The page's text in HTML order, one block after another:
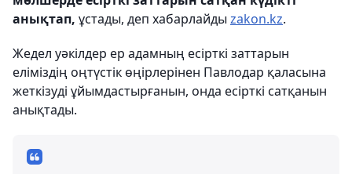
анықтап, ұстады, деп хабарлайды zakon.kz.
Жедел уәкілдер ер адамның есірткі заттарын
еліміздің оңтүстік өңірлерінен Павлодар қаласына
жеткізуді ұйымдастырғанын, онда есірткі сатқанын
анықтады.